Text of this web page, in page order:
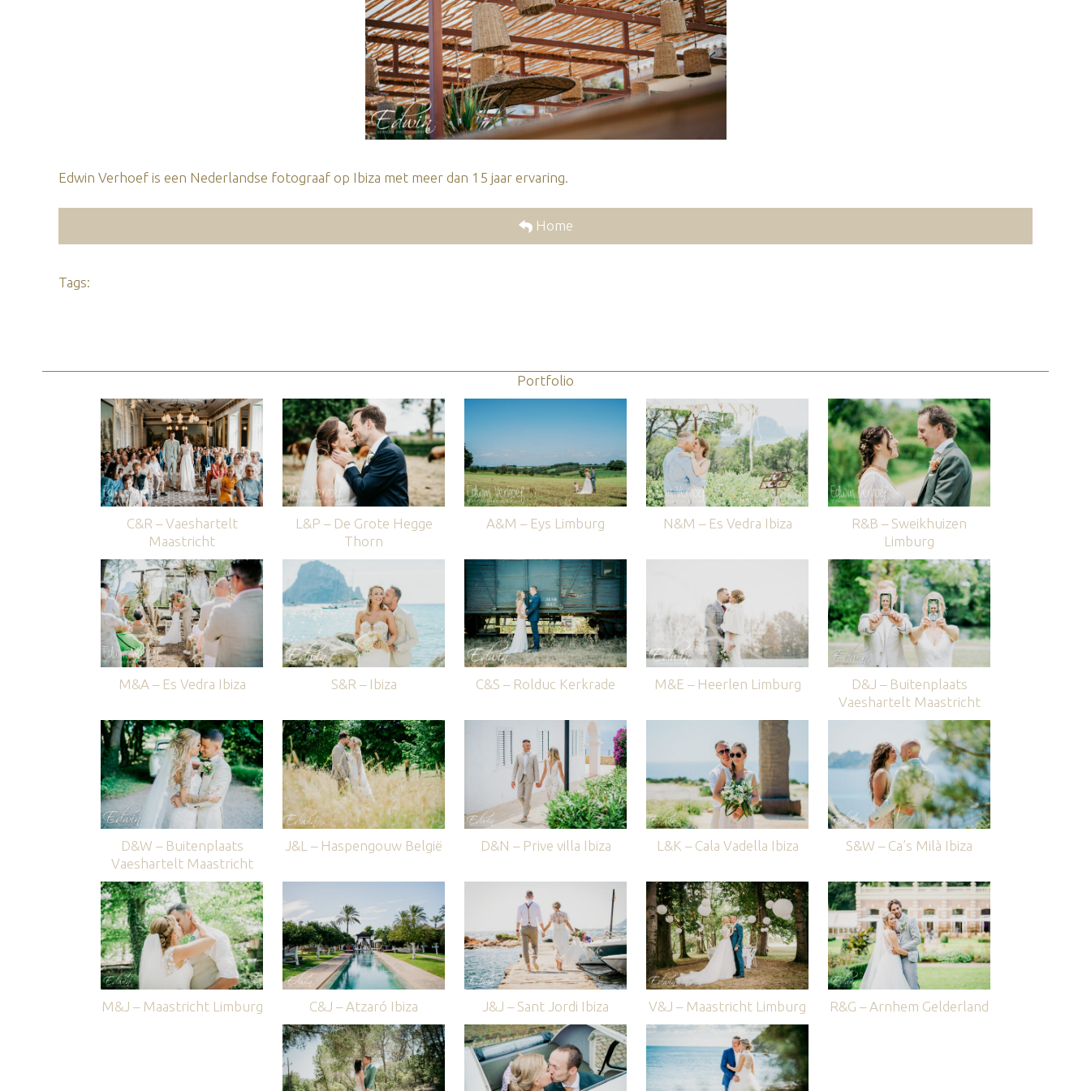
Edwin Verhoef is een Nederlandse fotograaf op Ibiza met meer dan 15 jaar ervaring.
Home
Tags:
Portfolio
C&R – Vaeshartelt
Maastricht
L&P – De Grote Hegge
Thorn
A&M – Eys Limburg N&M – Es Vedra Ibiza
R&B – Sweikhuizen
Limburg
M&A – Es Vedra Ibiza S&R – Ibiza C&S – Rolduc Kerkrade M&E – Heerlen Limburg
D&J – Buitenplaats
Vaeshartelt Maastricht
D&W – Buitenplaats
Vaeshartelt Maastricht
J&L – Haspengouw België D&N – Prive villa Ibiza L&K – Cala Vadella Ibiza S&W – Ca’s Milà Ibiza
M&J – Maastricht Limburg C&J – Atzaró Ibiza J&J – Sant Jordi Ibiza V&J – Maastricht Limburg R&G – Arnhem Gelderland